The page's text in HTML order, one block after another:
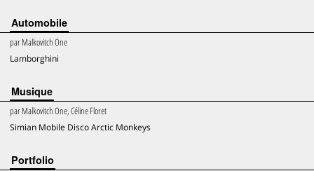
Automobile
parMalkovitch One
Lamborghini
Musique
parMalkovitch One, Céline Floret
Simian Mobile Disco Arctic Monkeys
Portfolio